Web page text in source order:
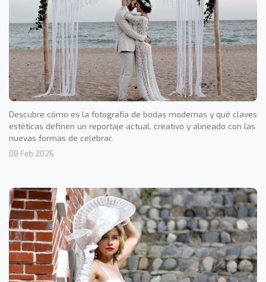
Descubre cómo es la fotografía de bodas modernas y qué claves
estéticas definen un reportaje actual, creativo y alineado con las
nuevas formas de celebrar.
08 Feb 2026